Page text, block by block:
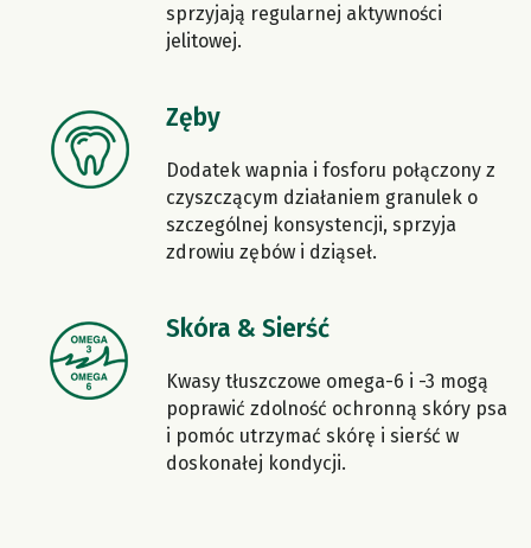
sprzyjają regularnej aktywności
jelitowej.
Zęby
Dodatek wapnia i fosforu połączony z
czyszczącym działaniem granulek o
szczególnej konsystencji, sprzyja
zdrowiu zębów i dziąseł.
Skóra & Sierść
Kwasy tłuszczowe omega-6 i -3 mogą
poprawić zdolność ochronną skóry psa
i pomóc utrzymać skórę i sierść w
doskonałej kondycji.